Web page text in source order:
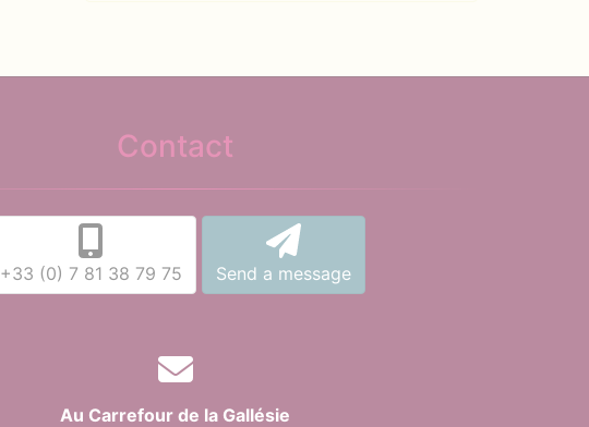
Contact
+33 (0) 7 81 38 79 75 Send a message
Au Carrefour de la Gallésie